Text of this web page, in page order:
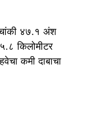
४७.१ अंश
किलोमीटर
कमी दाबाचा